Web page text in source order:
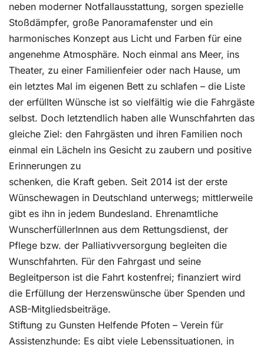
neben moderner Notfallausstattung, sorgen spezielle
Stoßdämpfer, große Panoramafenster und ein
harmonisches Konzept aus Licht und Farben für eine
angenehme Atmosphäre. Noch einmal ans Meer, ins
Theater, zu einer Familienfeier oder nach Hause, um
ein letztes Mal im eigenen Bett zu schlafen – die Liste
der erfüllten Wünsche ist so vielfältig wie die Fahrgäste
selbst. Doch letztendlich haben alle Wunschfahrten das
gleiche Ziel: den Fahrgästen und ihren Familien noch
einmal ein Lächeln ins Gesicht zu zaubern und positive
Erinnerungen zu
schenken, die Kraft geben. Seit 2014 ist der erste
Wünschewagen in Deutschland unterwegs; mittlerweile
gibt es ihn in jedem Bundesland. Ehrenamtliche
WunscherfüllerInnen aus dem Rettungsdienst, der
Pflege bzw. der Palliativversorgung begleiten die
Wunschfahrten. Für den Fahrgast und seine
Begleitperson ist die Fahrt kostenfrei; finanziert wird
die Erfüllung der Herzenswünsche über Spenden und
ASB-Mitgliedsbeiträge.
Stiftung zu Gunsten Helfende Pfoten – Verein für
Assistenzhunde: Es gibt viele Lebenssituationen, in